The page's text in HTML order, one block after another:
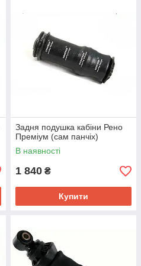
Задня подушка кабіни Рено
Преміум (сам панчіх)
В наявності
1 840 ₴
Купити